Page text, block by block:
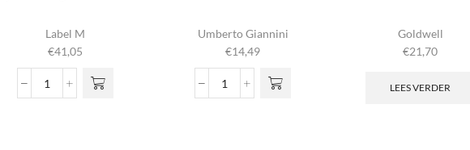
Label M
€41,05
Rejuvenating
Umberto Giannini
€14,49
The
Goldwell
€21,70
LEES VERDER